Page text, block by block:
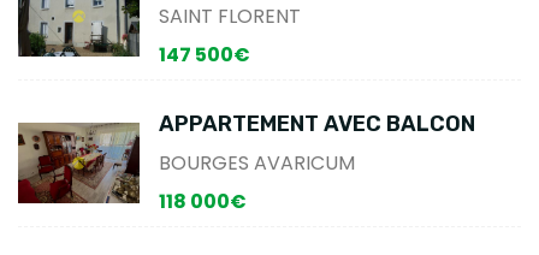
SAINT FLORENT
147 500€
APPARTEMENT AVEC BALCON
BOURGES AVARICUM
118 000€